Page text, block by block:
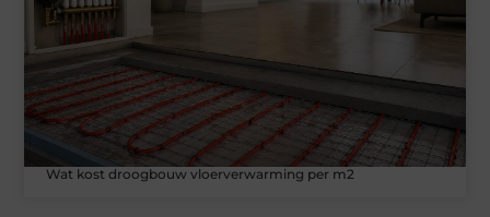
Wat kost droogbouw vloerverwarming per m2